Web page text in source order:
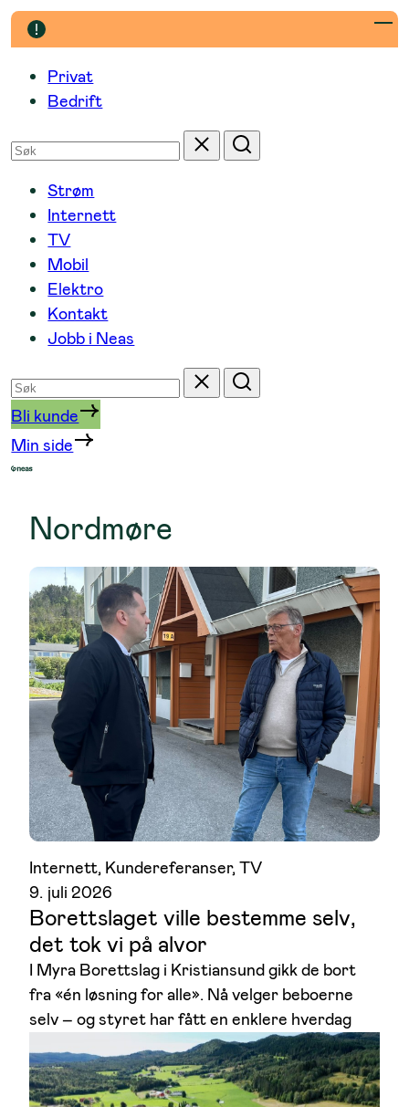
Hopp
til
innholdPrivat
Bedrift
Søk
etter
Tilbakestill
Søk
Strøm
Internett
TV
Mobil
Elektro
Kontakt
Jobb i Neas
Søk
etter
Tilbakestill
Søk
Bli kunde
Min side
Nordmøre
Internett, Kundereferanser, TV
9. juli 2026
Borettslaget ville bestemme selv,
det tok vi på alvor
I Myra Borettslag i Kristiansund gikk de bort
fra «én løsning for alle». Nå velger beboerne
selv – og styret har fått en enklere hverdag